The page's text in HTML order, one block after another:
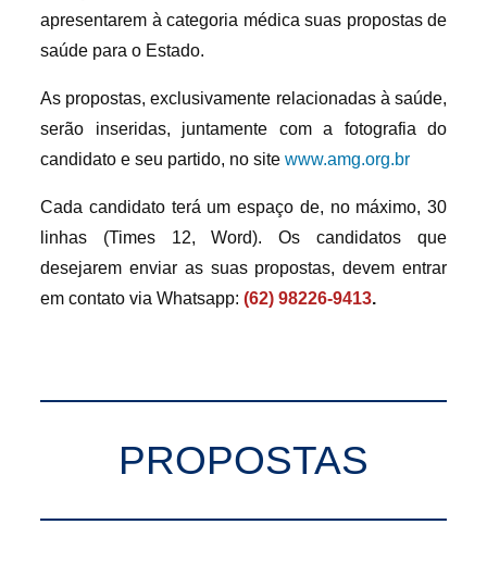
apresentarem à categoria médica suas propostas de
saúde para o Estado.
As propostas, exclusivamente relacionadas à saúde,
serão inseridas, juntamente com a fotografia do
candidato e seu partido, no site www.amg.org.br
Cada candidato terá um espaço de, no máximo, 30
linhas (Times 12, Word). Os candidatos que
desejarem enviar as suas propostas, devem entrar
em contato via Whatsapp: (62) 98226-9413.
PROPOSTAS